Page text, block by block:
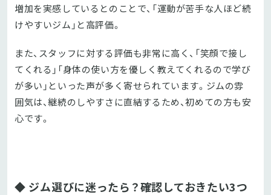
増加を実感しているとのことで、「運動が苦手な人ほど続
けやすいジム」と高評価。
また、スタッフに対する評価も非常に高く、「笑顔で接し
てくれる」「身体の使い方を優しく教えてくれるので学び
が多い」といった声が多く寄せられています。ジムの雰
囲気は、継続のしやすさに直結するため、初めての方も安
心です。
◆ ジム選びに迷ったら？確認しておきたい3つ